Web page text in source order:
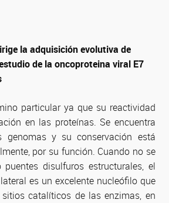
la adquisición evolutiva de
de la oncoproteina viral E7
particular ya que su reactividad
en las proteínas. Se encuentra
genomas y su conservación está
por su función. Cuando no se
puentes disulfuros estructurales, el
es un excelente nucleófilo que
catalíticos de las enzimas, en